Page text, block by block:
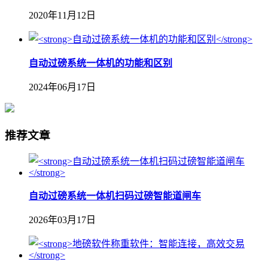
2020年11月12日
自动过磅系统一体机的功能和区别
2024年06月17日
推荐文章
自动过磅系统一体机扫码过磅智能道闸车
2026年03月17日